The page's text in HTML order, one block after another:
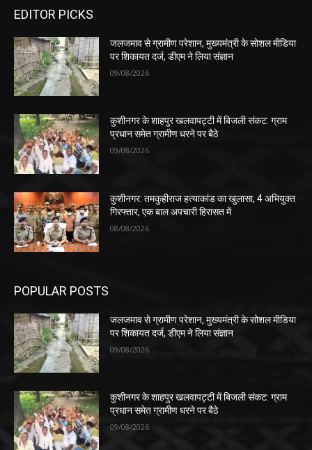
EDITOR PICKS
जलजमाव से ग्रामीण परेशान, मुख्यमंत्री के सोशल मीडिया
पर शिकायत दर्ज, डीएम ने लिया संज्ञान
09/08/2026
कुशीनगर के शाहपुर खलवापट्टी में बिजली संकट: ग्राम
प्रधान समेत ग्रामीण धरने पर बैठे
09/08/2026
कुशीनगर: तमकुहीराज हत्याकांड का खुलासा, 4 अभियुक्त
गिरफ्तार, एक बाल अपचारी हिरासत में
08/08/2026
POPULAR POSTS
जलजमाव से ग्रामीण परेशान, मुख्यमंत्री के सोशल मीडिया
पर शिकायत दर्ज, डीएम ने लिया संज्ञान
09/08/2026
कुशीनगर के शाहपुर खलवापट्टी में बिजली संकट: ग्राम
प्रधान समेत ग्रामीण धरने पर बैठे
09/08/2026